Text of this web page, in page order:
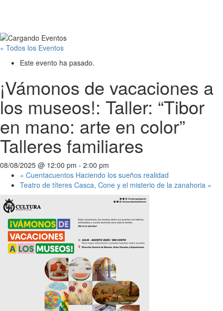
« Todos los Eventos
Este evento ha pasado.
¡Vámonos de vacaciones a
los museos!: Taller: “Tibor
en mano: arte en color”
Talleres familiares
08/08/2025 @ 12:00 pm - 2:00 pm
« Cuentacuentos Haciendo los sueños realidad
Teatro de títeres Casca, Cone y el misterio de la zanahoria »